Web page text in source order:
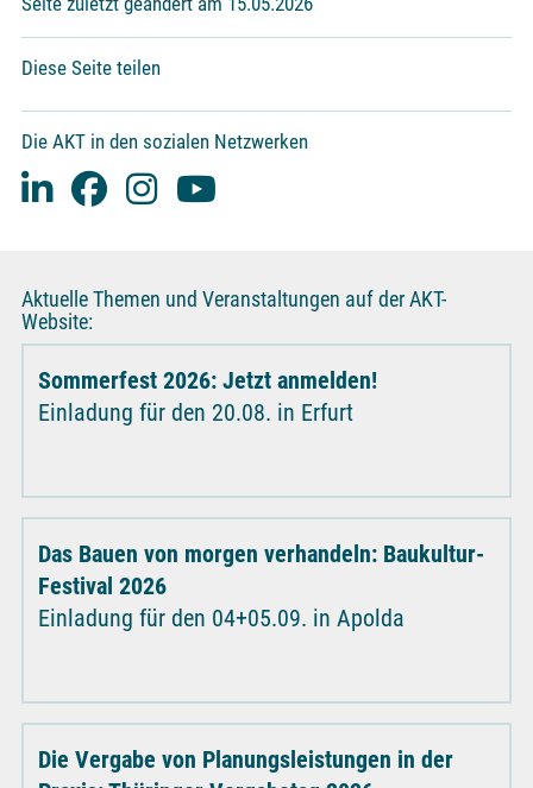
Diese Seite teilen
Die AKT in den sozialen Netzwerken
Aktuelle Themen und Veranstaltungen auf der AKT-
Website:
Sommerfest 2026: Jetzt anmelden!
Einladung für den 20.08. in Erfurt
Das Bauen von morgen verhandeln: Baukultur-
Festival 2026
Einladung für den 04+05.09. in Apolda
Die Vergabe von Planungsleistungen in der